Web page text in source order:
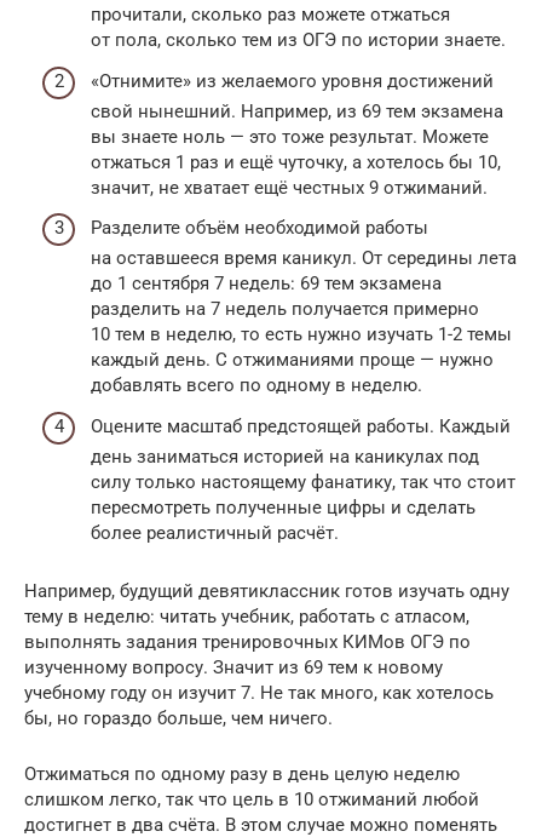
прочитали, сколько раз можете отжаться
от пола, сколько тем из ОГЭ по истории знаете.
«Отнимите» из желаемого уровня достижений
свой нынешний. Например, из 69 тем экзамена
вы знаете ноль — это тоже результат. Можете
отжаться 1 раз и ещё чуточку, а хотелось бы 10,
значит, не хватает ещё честных 9 отжиманий.
Разделите объём необходимой работы
на оставшееся время каникул. От середины лета
до 1 сентября 7 недель: 69 тем экзамена
разделить на 7 недель получается примерно
10 тем в неделю, то есть нужно изучать 1-2 темы
каждый день. С отжиманиями проще — нужно
добавлять всего по одному в неделю.
Оцените масштаб предстоящей работы. Каждый
день заниматься историей на каникулах под
силу только настоящему фанатику, так что стоит
пересмотреть полученные цифры и сделать
более реалистичный расчёт.
Например, будущий девятиклассник готов изучать одну
тему в неделю: читать учебник, работать с атласом,
выполнять задания тренировочных КИМов ОГЭ по
изученному вопросу. Значит из 69 тем к новому
учебному году он изучит 7. Не так много, как хотелось
бы, но гораздо больше, чем ничего.
Отжиматься по одному разу в день целую неделю
слишком легко, так что цель в 10 отжиманий любой
достигнет в два счёта. В этом случае можно поменять